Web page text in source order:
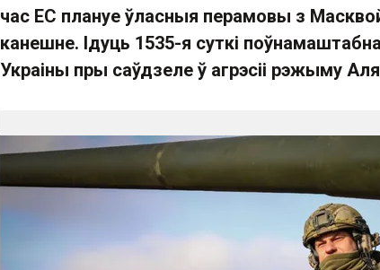
час ЕС плануе ўласныя перамовы з
канешне. Ідуць 1535-я суткі
Украіны пры саўдзеле ў агрэсіі рэжыму